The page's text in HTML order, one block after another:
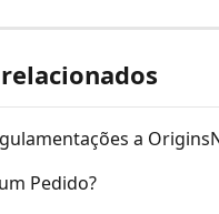
a
Pedido?